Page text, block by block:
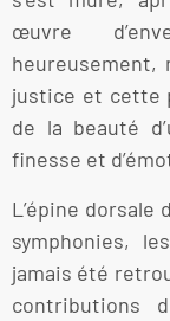
œuvre
justice et cette
de la beauté
finesse et
L’épine
symphonies,
jamais été
contributions